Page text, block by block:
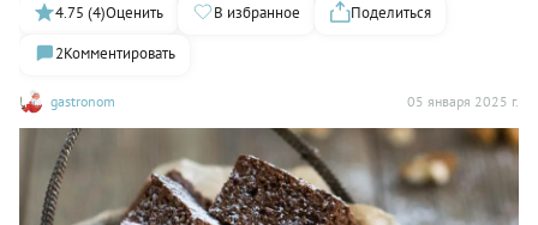
gastronom 05 января 2025 г.
4.75 (4)Оценить В избранное
Поделиться
2Комментировать